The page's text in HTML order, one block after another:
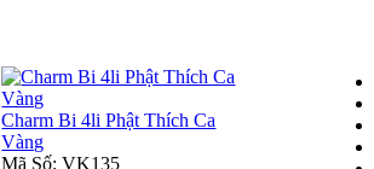
Charm Bi 4li Phật Thích Ca
Vàng
Mã Số: VK135